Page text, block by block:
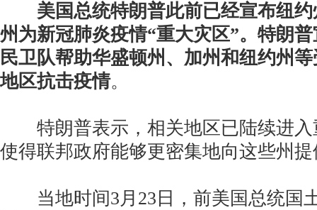
美国总统特朗普此前已经宣布纽
州为新冠肺炎疫情“重大灾区”。特朗
民卫队帮助华盛顿州、加州和纽约州
地区抗击疫情。
特朗普表示，相关地区已陆续进入
使得联邦政府能够更密集地向这些州
当地时间3月23日，前美国总统国